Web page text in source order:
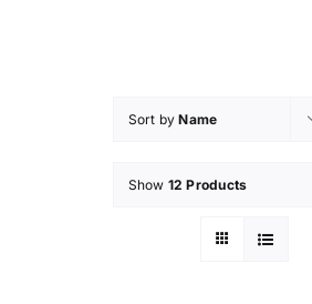
Sort byName
Show 12 Products